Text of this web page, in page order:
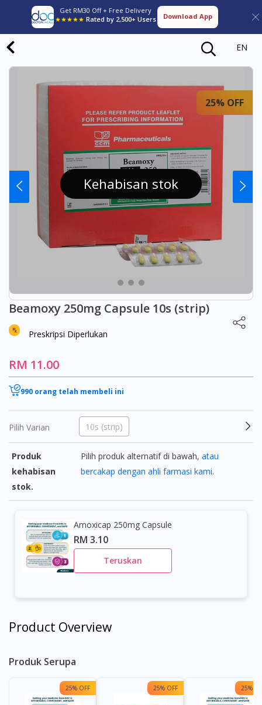
Get RM30 Off + Free Delivery
★★★★★ Rated by 2,500+ Users Download App
EN
Kehabisan stok
25% OFF
Beamoxy 250mg Capsule 10s (strip)
Preskripsi Diperlukan
RM 11.00
990 orang telah membeli ini
Pilih Varian 10s (strip)
Produk
kehabisan
stok.
Pilih produk alternatif di bawah,atau
bercakap dengan ahli farmasi kami.
Amoxicap 250mg Capsule
RM 3.10
Teruskan
Product Overview
Produk Serupa
25% OFF 25% OFF 25%